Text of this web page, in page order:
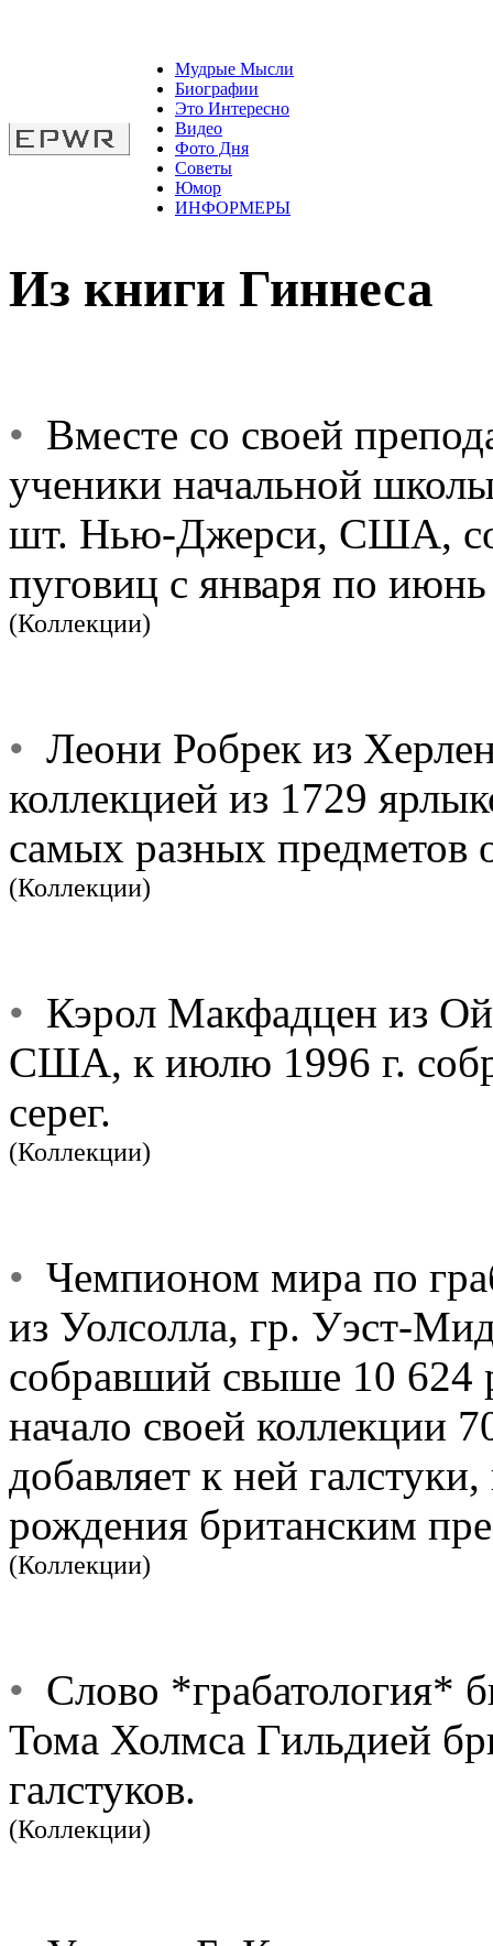
Мудрые Мысли
Биографии
Это Интересно
Видео
Фото Дня
Советы
Юмор
ИНФОРМЕРЫ
Из книги Гиннеса
• Вместе со своей
ученики начальной
шт. Нью-Джерси, США,
пуговиц с января по июнь
(Коллекции)
• Леони Робрек из
коллекцией из 1729
самых разных предметов
(Коллекции)
• Кэрол Макфадцен из
США, к июлю 1996 г.
серег.
(Коллекции)
• Чемпионом мира по
из Уолсолла, гр. Уэст-
собравший свыше 10 624
начало своей коллекции
добавляет к ней
рождения британским
(Коллекции)
• Слово *грабатология*
Тома Холмса Гильдией
галстуков.
(Коллекции)